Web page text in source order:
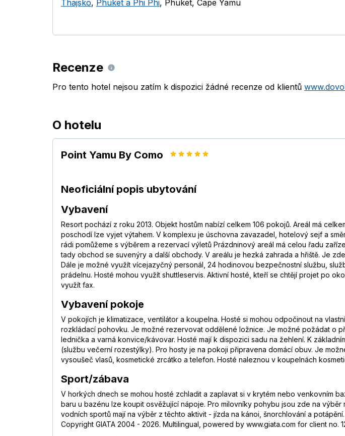
Thajsko, Phuket a Phi Phi, Phuket, Cape Yamu
Recenze
Pro tento hotel nejsou zatím k dispozici žádné recenze od klientů
O hotelu
Point Yamu By Como
Neoficiální popis ubytování
Vybavení
Resort pochází z roku 2013. Objekt hostům nabízí celkem 106 pokojů. Areál má
poschodí lze vyjet výtahem. V komplexu je úschovna zavazadel, hotelový sejf a
rádi pomůžeme s výběrem a rezervací výletů Prázdninový areál má celou řadu
tady obchod se suvenýry a další obchody. V areálu je hezká zahrada a hřiště. Je
Dále je možné využít vícejazyčný personál, 24 hodinovou bezpečnostní službu,
prádelnu. Hosté mohou využít shuttleservis. Aktivní hosté, kteří se chtějí projet po
využít fax.
Vybavení pokoje
V pokojích je klimatizace, ventilátor a koupelna. Hosté si mohou odpočinout na
rozkládací pohovku. Je možné rezervovat oddělené ložnice. Je možné požádat o
lednička a varná konvice/kávovar. Hosté mají k dispozici sadu na žehlení. K
(službu večerní rozestýlky). Pro hosty je na pokoji připravena domácí obuv. Je
vysoušeč vlasů, kosmetické zrcátko a telefon. Hosté naleznou v koupelnách
Sport/zábava
V horkých dnech se mohou hosté zchladit a zaplavat si v krytém nebo venkovním
baru u bazénu lze koupit osvěžující nápoje. Pro milovníky pohybu jsou zde na
vodních sportů mají na výběr z těchto aktivit - jízda na kánoi, šnorchlování a
Copyright GIATA 2004 - 2026. Multilingual, powered by www.giata.com for client no.